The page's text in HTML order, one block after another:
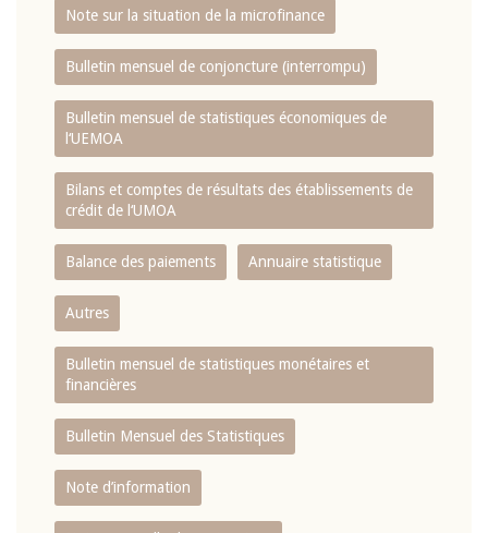
Note sur la situation de la microfinance
Bulletin mensuel de conjoncture (interrompu)
Bulletin mensuel de statistiques économiques de
l‘UEMOA
Bilans et comptes de résultats des établissements de
crédit de l‘UMOA
Balance des paiements Annuaire statistique
Autres
Bulletin mensuel de statistiques monétaires et
financières
Bulletin Mensuel des Statistiques
Note d’information